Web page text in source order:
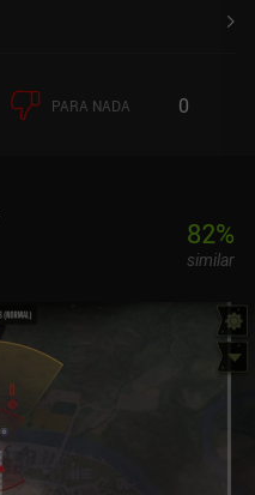
PARA NADA 0
82%
similar